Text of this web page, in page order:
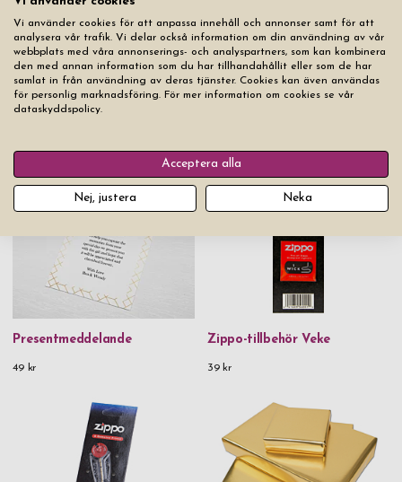
Du kanske också gillar
Presentmeddelande
49 kr
Zippo-tillbehör Veke
39 kr
Vi använder cookies för att anpassa innehåll och annonser samt för att
analysera vår trafik. Vi delar också information om din användning av vår
webbplats med våra annonserings- och analyspartners, som kan kombinera
den med annan information som du har tillhandahållit eller som de har
samlat in från användning av deras tjänster. Cookies kan även användas
för personlig marknadsföring. För mer information om cookies se vår
dataskyddspolicy.
Acceptera alla
Nej, justera Neka